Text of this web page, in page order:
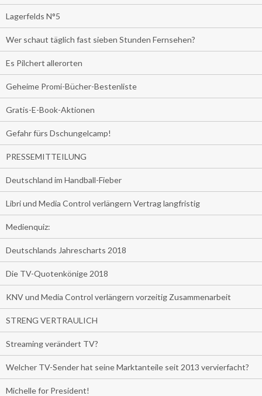
Lagerfelds N°5
Wer schaut täglich fast sieben Stunden Fernsehen?
Es Pilchert allerorten
Geheime Promi-Bücher-Bestenliste
Gratis-E-Book-Aktionen
Gefahr fürs Dschungelcamp!
PRESSEMITTEILUNG
Deutschland im Handball-Fieber
Libri und Media Control verlängern Vertrag langfristig
Medienquiz:
Deutschlands Jahrescharts 2018
Die TV-Quotenkönige 2018
KNV und Media Control verlängern vorzeitig Zusammenarbeit
STRENG VERTRAULICH
Streaming verändert TV?
Welcher TV-Sender hat seine Marktanteile seit 2013 vervierfacht?
Michelle for President!